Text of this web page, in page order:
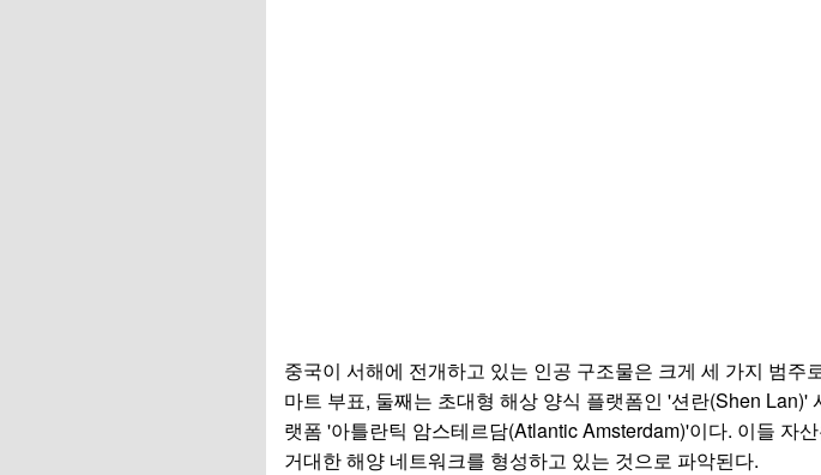
중국이 서해에 전개하고 있는 인공 구조물은 크게 세 가지 범
마트 부표, 둘째는 초대형 해상 양식 플랫폼인 '션란(Shen
랫폼 '아틀란틱 암스테르담(Atlantic Amsterdam)'이다. 이들 자
거대한 해양 네트워크를 형성하고 있는 것으로 파악된다.